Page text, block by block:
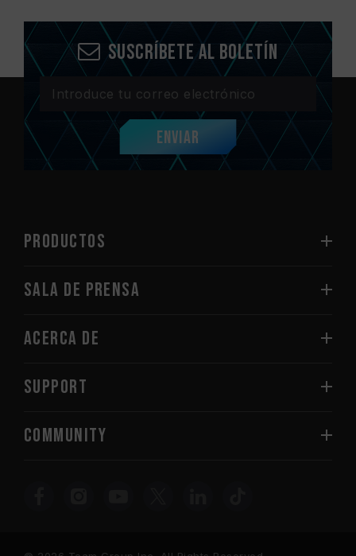
Suscríbete al boletín
Enviar
PRODUCTOS
Sala de prensa
Acerca de
SUPPORT
COMMUNITY